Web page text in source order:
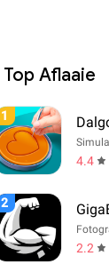
Top Aflaaie
1
4.4
2
2.2